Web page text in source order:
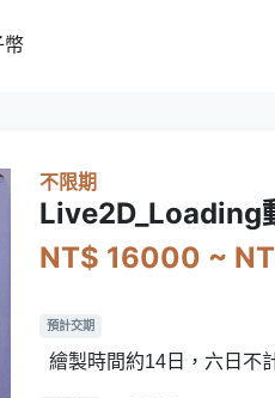
幣
不限期
Live2D_Loading
NT$ 16000 ~
預計交期
繪製時間約14日，六日不